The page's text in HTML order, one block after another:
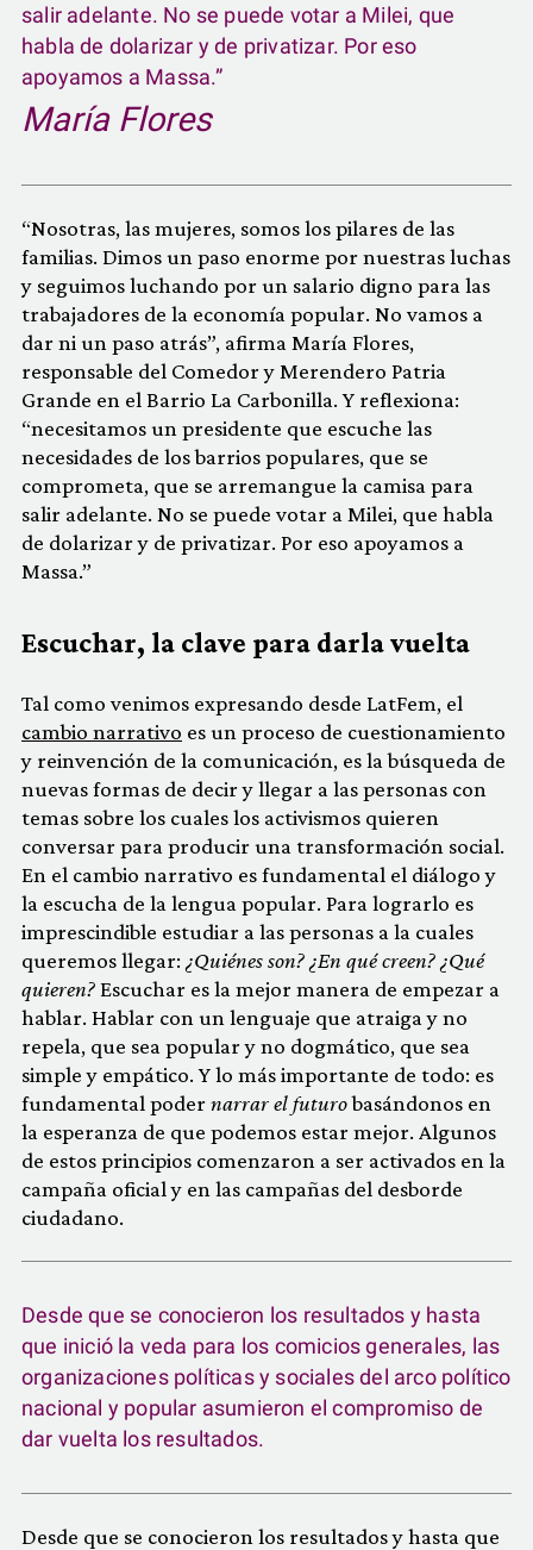
salir adelante. No se puede votar a Milei, que
habla de dolarizar y de privatizar. Por eso
apoyamos a Massa.”
María Flores
“Nosotras, las mujeres, somos los pilares de las
familias. Dimos un paso enorme por nuestras luchas
y seguimos luchando por un salario digno para las
trabajadores de la economía popular. No vamos a
dar ni un paso atrás”, afirma María Flores,
responsable del Comedor y Merendero Patria
Grande en el Barrio La Carbonilla. Y reflexiona:
“necesitamos un presidente que escuche las
necesidades de los barrios populares, que se
comprometa, que se arremangue la camisa para
salir adelante. No se puede votar a Milei, que habla
de dolarizar y de privatizar. Por eso apoyamos a
Massa.”
Escuchar, la clave para darla vuelta
Tal como venimos expresando desde LatFem, el
cambio narrativo es un proceso de cuestionamiento
y reinvención de la comunicación, es la búsqueda de
nuevas formas de decir y llegar a las personas con
temas sobre los cuales los activismos quieren
conversar para producir una transformación social.
En el cambio narrativo es fundamental el diálogo y
la escucha de la lengua popular. Para lograrlo es
imprescindible estudiar a las personas a la cuales
queremos llegar: ¿Quiénes son? ¿En qué creen? ¿Qué
quieren?Escuchar es la mejor manera de empezar a
hablar. Hablar con un lenguaje que atraiga y no
repela, que sea popular y no dogmático, que sea
simple y empático. Y lo más importante de todo: es
fundamental podernarrar el futurobasándonos en
la esperanza de que podemos estar mejor. Algunos
de estos principios comenzaron a ser activados en la
campaña oficial y en las campañas del desborde
ciudadano.
Desde que se conocieron los resultados y hasta
que inició la veda para los comicios generales, las
organizaciones políticas y sociales del arco político
nacional y popular asumieron el compromiso de
dar vuelta los resultados.
Desde que se conocieron los resultados y hasta que